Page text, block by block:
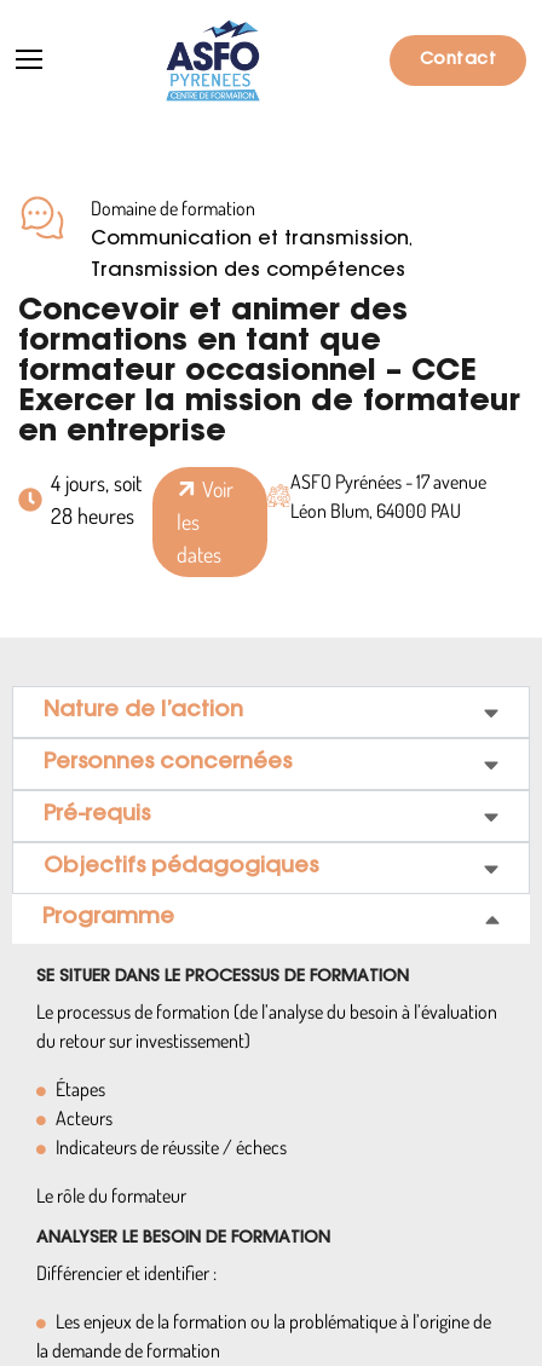
Contact
Formations
Particuliers
Entreprises
Qui sommes-nous ?
Actualités
Informations pratiques
Notre catalogue
Domaine de formation
Communication et transmission,
Transmission des compétences
Concevoir et animer des
formations en tant que
formateur occasionnel – CCE
Exercer la mission de formateur
en entreprise
4 jours, soit
28 heures
Voir
les
dates
ASFO Pyrénées - 17 avenue
Léon Blum, 64000 PAU
Nature de l’action
Personnes concernées
Pré-requis
Objectifs pédagogiques
Programme
SE SITUER DANS LE PROCESSUS DE FORMATION
Le processus de formation (de l’analyse du besoin à l’évaluation
du retour sur investissement)
Étapes
Acteurs
Indicateurs de réussite / échecs
Le rôle du formateur
ANALYSER LE BESOIN DE FORMATION
Différencier et identifier :
Les enjeux de la formation ou la problématique à l’origine de
la demande de formation